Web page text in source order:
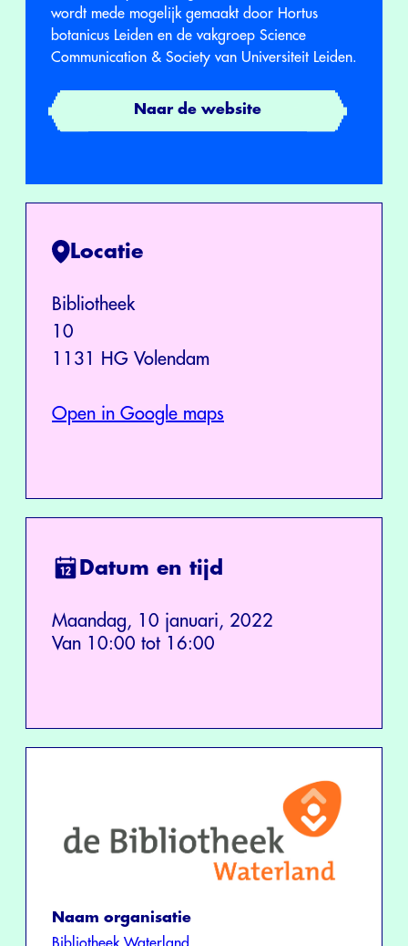
wordt mede mogelijk gemaakt door Hortus
botanicus Leiden en de vakgroep Science
Communication & Society van Universiteit Leiden.
Naar de website
Locatie
Bibliotheek
10
1131 HG Volendam
Open in Google maps
Datum en tijd
Maandag, 10 januari, 2022
Van 10:00 tot 16:00
Naam organisatie